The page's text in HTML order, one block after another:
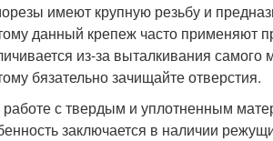
имеют крупную резьбу и
данный крепеж часто применяют
из-за выталкивания
бязательно зачищайте отверстия.
с твердым и уплотненным
заключается в наличии